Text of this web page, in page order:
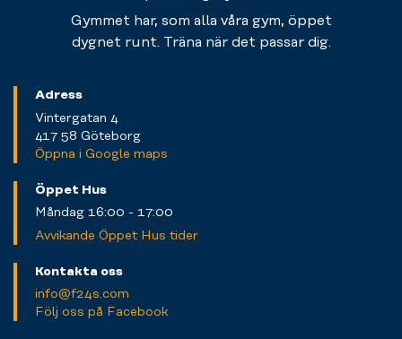
Gymmet har, som alla våra gym, öppet
dygnet runt. Träna när det passar dig.
Adress
Vintergatan 4
417 58 Göteborg
Öppna i Google maps
Öppet Hus
Måndag 16:00 - 17:00
Avvikande Öppet Hus tider
Kontakta oss
info@f24s.com
Följ oss på Facebook